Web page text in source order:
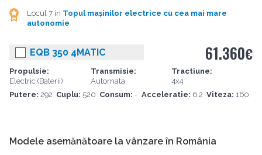
Locul 7 in Topul mașinilor electrice cu cea mai mare
autonomie
EQB 350 4MATIC
Propulsie:
Electric (Baterii)
Transmisie:
Automata
Tractiune:
4x4
Putere: 292 Cuplu: 520 Consum: - Acceleratie: 6.2 Viteza: 160
61.360€
Modele asemănătoare la vânzare în România